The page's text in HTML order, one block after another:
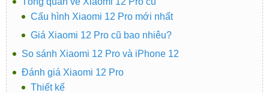
Cấu hình Xiaomi 12 Pro mới nhất
Giá Xiaomi 12 Pro cũ bao nhiêu?
So sánh Xiaomi 12 Pro và iPhone 12
Đánh giá Xiaomi 12 Pro
Thiết kế